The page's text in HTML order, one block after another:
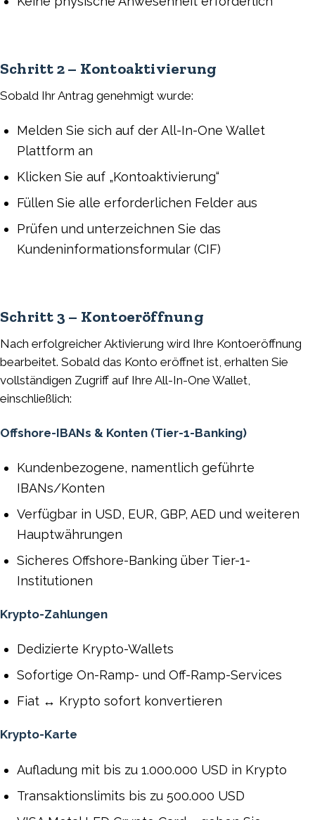
Schritt 2 – Kontoaktivierung
Sobald Ihr Antrag genehmigt wurde:
Melden Sie sich auf der All-In-One Wallet
Plattform an
Klicken Sie auf „Kontoaktivierung“
Füllen Sie alle erforderlichen Felder aus
Prüfen und unterzeichnen Sie das
Kundeninformationsformular (CIF)
Schritt 3 – Kontoeröffnung
Nach erfolgreicher Aktivierung wird Ihre Kontoeröffnung
bearbeitet. Sobald das Konto eröffnet ist, erhalten Sie
vollständigen Zugriff auf Ihre All-In-One Wallet,
einschließlich:
Offshore-IBANs & Konten (Tier-1-Banking)
Kundenbezogene, namentlich geführte
IBANs/Konten
Verfügbar in USD, EUR, GBP, AED und weiteren
Hauptwährungen
Sicheres Offshore-Banking über Tier-1-
Institutionen
Krypto-Zahlungen
Dedizierte Krypto-Wallets
Sofortige On-Ramp- und Off-Ramp-Services
Fiat ↔ Krypto sofort konvertieren
Krypto-Karte
Aufladung mit bis zu 1.000.000 USD in Krypto
Transaktionslimits bis zu 500.000 USD